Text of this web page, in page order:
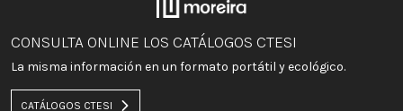
CONSULTA ONLINE LOS CATÁLOGOS CTESI
La misma información en un formato portátil y ecológico.
CATÁLOGOS CTESI